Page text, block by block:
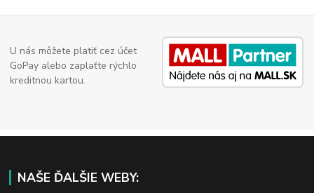
U nás môžete platiť cez účet
GoPay alebo zaplaťte rýchlo
kreditnou kartou.
NAŠE ĎALŠIE WEBY: